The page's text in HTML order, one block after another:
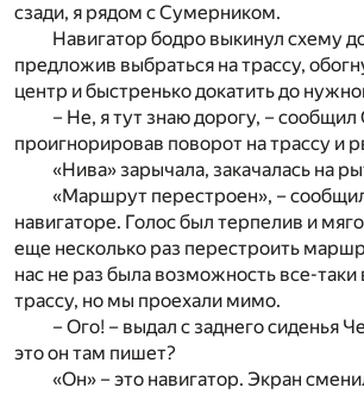
сзади, я рядом с Сумерником.
Навигатор бодро выкинул схему
предложив выбраться на трассу,
центр и быстренько докатить до
– Не, я тут знаю дорогу, –
проигнорировав поворот на трассу и
«Нива» зарычала, закачалась на
«Маршрут перестроен», –
навигаторе. Голос был терпелив и
еще несколько раз перестроить
нас не раз была возможность все-таки
трассу, но мы проехали мимо.
– Ого! – выдал с заднего сиденья
это он там пишет?
«Он» – это навигатор. Экран